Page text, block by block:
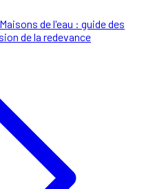
de l'eau : guide des
de la redevance